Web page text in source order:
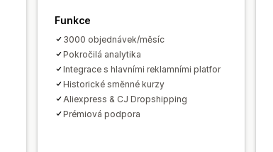
Funkce
3000 objednávek/měsíc
Pokročilá analytika
Integrace s hlavními reklamními platfor
Historické směnné kurzy
Aliexpress & CJ Dropshipping
Prémiová podpora